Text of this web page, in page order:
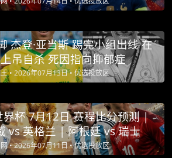
杰登·亚当斯 踢完小组出线 在
吊自杀 死因指向抑郁症
• 2026年07月13日 • 优选投放区
杯 7月12日 赛程比分预测 |
赛 挪威 vs 英格兰 | 阿根廷 vs 瑞士
•2026年07月11日 •优选投放区